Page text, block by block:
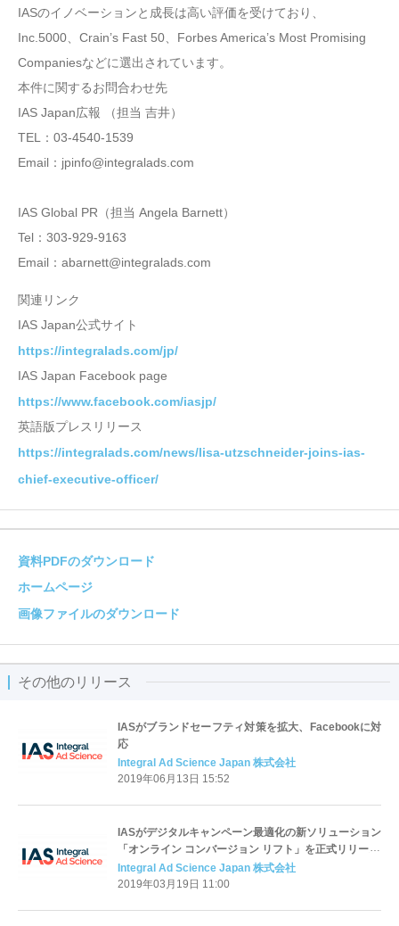
IASのイノベーションと成長は高い評価を受けており、
Inc.5000、Crain’s Fast 50、Forbes America’s Most Promising
Companiesなどに選出されています。
本件に関するお問合わせ先
IAS Japan広報 （担当 吉井）
TEL：03-4540-1539
Email：jpinfo@integralads.com
IAS Global PR（担当 Angela Barnett）
Tel：303-929-9163
Email：abarnett@integralads.com
関連リンク
IAS Japan公式サイト
https://integralads.com/jp/
IAS Japan Facebook page
https://www.facebook.com/iasjp/
英語版プレスリリース
https://integralads.com/news/lisa-utzschneider-joins-ias-
chief-executive-officer/
資料PDFのダウンロード
ホームページ
画像ファイルのダウンロード
その他のリリース
IASがブランドセーフティ対策を拡大、Facebookに対
応
Integral Ad Science Japan 株式会社
2019年06月13日 15:52
IASがデジタルキャンペーン最適化の新ソリューション
「オンライン コンバージョン リフト」を正式リリース
Integral Ad Science Japan 株式会社
2019年03月19日 11:00